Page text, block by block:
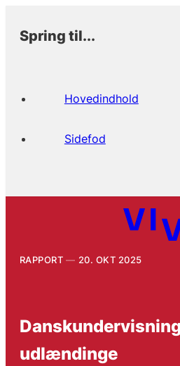
Spring til...
Hovedindhold
Sidefod
RAPPORT 20. OKT 2025
udlændinge